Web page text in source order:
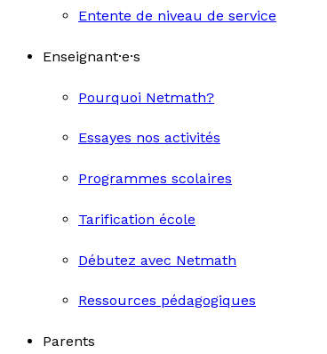
Entente de niveau de service
Enseignant·e·s
Pourquoi Netmath?
Essayes nos activités
Programmes scolaires
Tarification école
Débutez avec Netmath
Ressources pédagogiques
Parents